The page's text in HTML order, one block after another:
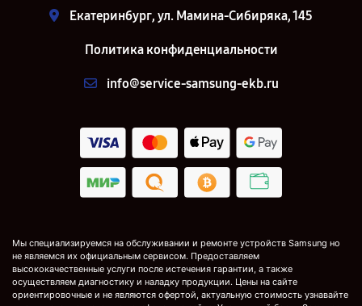
Екатеринбург, ул. Мамина-Сибиряка, 145
Политика конфиденциальности
info@service-samsung-ekb.ru
Мы специализируемся на обслуживании и ремонте устройств Samsung но
не являемся их официальным сервисом. Предоставляем
высококачественные услуги после истечения гарантии, а также
осуществляем диагностику и наладку продукции. Цены на сайте
ориентировочные и не являются офертой, актуальную стоимость узнавайте